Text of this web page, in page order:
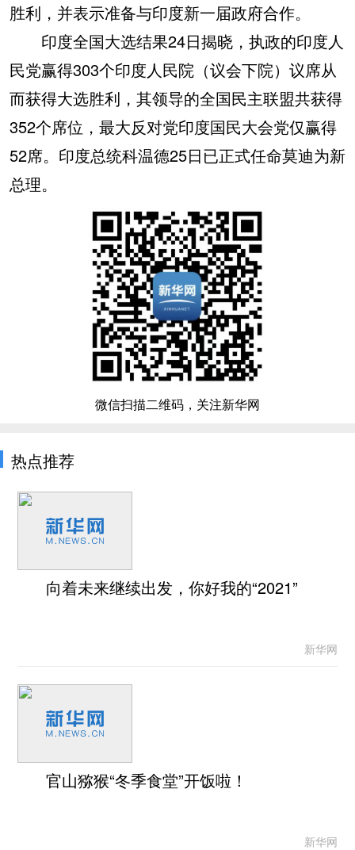
胜利，并表示准备与印度新一届政府合作。
印度全国大选结果24日揭晓，执政的印度人
民党赢得303个印度人民院（议会下院）议席从
而获得大选胜利，其领导的全国民主联盟共获得
352个席位，最大反对党印度国民大会党仅赢得
52席。印度总统科温德25日已正式任命莫迪为新
总理。
微信扫描二维码，关注新华网
热点推荐
向着未来继续出发，你好我的“2021”
新华网
官山猕猴“冬季食堂”开饭啦！
新华网